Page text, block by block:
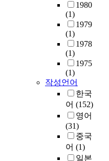
1980
(1)
1979
(1)
1978
(1)
1975
(1)
작성언어
한국
어 (152)
영어
(31)
중국
어 (1)
일본